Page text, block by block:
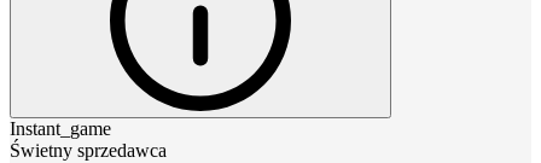
Instant_game
Świetny sprzedawca